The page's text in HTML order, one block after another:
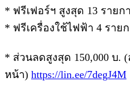
* ฟรีเฟอร์ฯ สูงสุด 13 รายก
* ฟรีเครื่องใช้ไฟฟ้า 4 ราย
* ส่วนลดสูงสุด 150,000 บ.
หน้า) https://lin.ee/7degJ4M